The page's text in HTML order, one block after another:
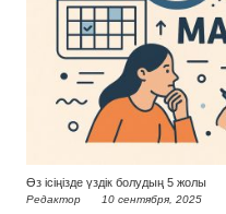
Өз ісіңізде үздік болудың 5 жолы
Редактор 10 сентября, 2025